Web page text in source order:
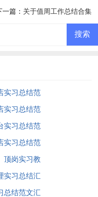
一篇： 关于值周工作总结合集
实习总结范
实习总结范
实习总结范
实习总结范
顶岗实习教
集六篇
实习总结汇
总结范文汇